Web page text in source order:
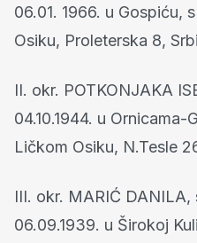
06.01. 1966. u Gospiću,
Osiku, Proleterska 8,
II. okr. POTKONJAKA
04.10.1944. u
Ličkom Osiku, N.Tesle
III. okr. MARIĆ DANILA,
06.09.1939. u Širokoj